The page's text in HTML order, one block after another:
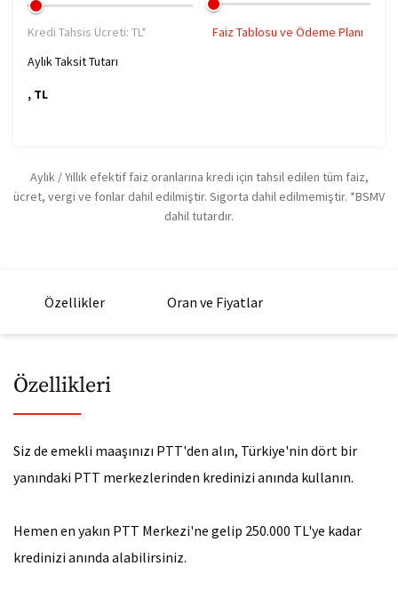
3 Ay
7 Ay
8 Ay
10 Ay
14 Ay
Kredi Tahsis Ücreti: TL*
Faiz Tablosu ve Ödeme Planı
Aylık Taksit Tutarı
, TL
Aylık / Yıllık efektif faiz oranlarına kredi için tahsil edilen tüm faiz,
ücret, vergi ve fonlar dahil edilmiştir. Sigorta dahil edilmemiştir. *BSMV
dahil tutardır.
Özellikler Oran ve Fiyatlar
Özellikleri
Siz de emekli maaşınızı PTT'den alın, Türkiye'nin dört bir
yanındaki PTT merkezlerinden kredinizi anında kullanın.
Hemen en yakın PTT Merkezi'ne gelip 250.000 TL'ye kadar
kredinizi anında alabilirsiniz. ​